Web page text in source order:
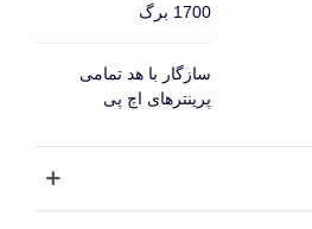
1700 برگ
سازگار با هد تمامی
پرینترهای اچ پی